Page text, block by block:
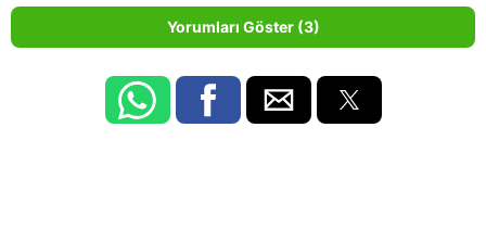
Yorumları Göster (3)